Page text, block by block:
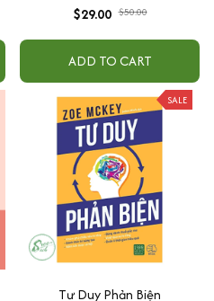
Tiếp: Sách Mindmap Giao Tiếp
Cho Người Mới Bắt Đầu
$29.00 $50.00
ADD TO CART
SALE
Tư Duy Phản Biện